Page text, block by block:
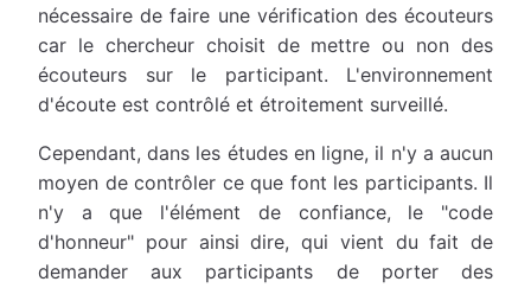
nécessaire de faire une vérification des écouteurs
car le chercheur choisit de mettre ou non des
écouteurs sur le participant. L'environnement
d'écoute est contrôlé et étroitement surveillé.
Cependant, dans les études en ligne, il n'y a aucun
moyen de contrôler ce que font les participants. Il
n'y a que l'élément de confiance, le "code
d'honneur" pour ainsi dire, qui vient du fait de
demander aux participants de porter des